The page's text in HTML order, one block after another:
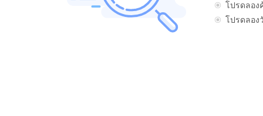
โปรดลอง
โปรดลอง